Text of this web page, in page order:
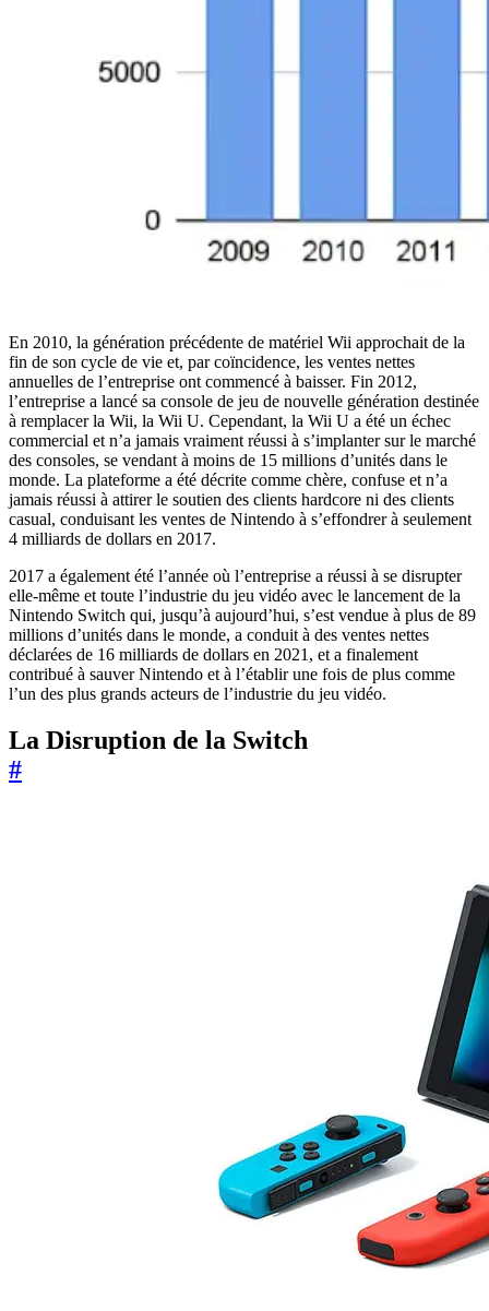
En 2010, la génération précédente de matériel Wii approchait de la
fin de son cycle de vie et, par coïncidence, les ventes nettes
annuelles de l’entreprise ont commencé à baisser. Fin 2012,
l’entreprise a lancé sa console de jeu de nouvelle génération destinée
à remplacer la Wii, la Wii U. Cependant, la Wii U a été un échec
commercial et n’a jamais vraiment réussi à s’implanter sur le marché
des consoles, se vendant à moins de 15 millions d’unités dans le
monde. La plateforme a été décrite comme chère, confuse et n’a
jamais réussi à attirer le soutien des clients hardcore ni des clients
casual, conduisant les ventes de Nintendo à s’effondrer à seulement
4 milliards de dollars en 2017.
2017 a également été l’année où l’entreprise a réussi à se disrupter
elle-même et toute l’industrie du jeu vidéo avec le lancement de la
Nintendo Switch qui, jusqu’à aujourd’hui, s’est vendue à plus de 89
millions d’unités dans le monde, a conduit à des ventes nettes
déclarées de 16 milliards de dollars en 2021, et a finalement
contribué à sauver Nintendo et à l’établir une fois de plus comme
l’un des plus grands acteurs de l’industrie du jeu vidéo.
La Disruption de la Switch
#